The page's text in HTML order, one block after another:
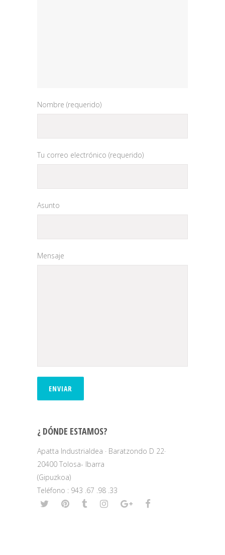
Nombre (requerido)
Tu correo electrónico (requerido)
Asunto
Mensaje
¿ DÓNDE ESTAMOS?
Apatta Industrialdea · Baratzondo D 22·
20400 Tolosa- Ibarra
(Gipuzkoa)
Teléfono : 943 .67 .98 .33